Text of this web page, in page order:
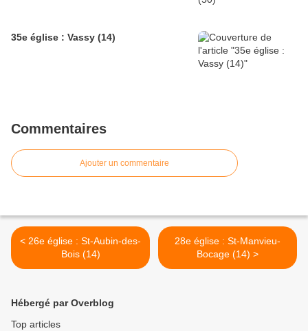
35e église : Vassy (14)
Commentaires
Ajouter un commentaire
< 26e église : St-Aubin-des-
Bois (14)
28e église : St-Manvieu-
Bocage (14) >
Hébergé par Overblog
Top articles